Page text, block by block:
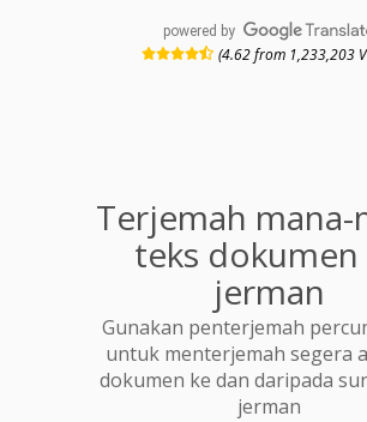
powered by
(4.62 from 1,233,203
Terjemah mana-
teks dokumen
jerman
Gunakan penterjemah
untuk menterjemah segera
dokumen ke dan daripada
jerman